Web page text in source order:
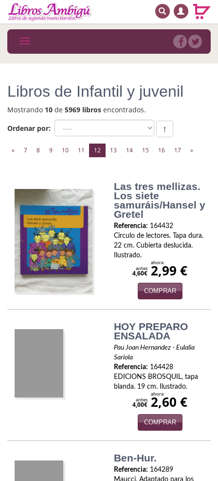
MENÚ PRINCIPAL
Novedades
MATERIAS
Astrología. Ocultismo
Autoayuda. Conocimiento personal
Biografías
Ciencia ficción
Cine
Cocina
BUSCAR
Toggle
navigation
Libros de Infantil y juvenil
Mostrando 10 de 5969 libros encontrados.
Ordenar por:
↑
« 7 8 9 10 11 12 (current)
13 14 15 16 17 »
Las tres mellizas.
Los siete
samuráis/Hansel y
Gretel
Referencia: 164432
Circulo de lectores. Tapa dura.
22 cm. Cubierta deslucida.
Ilustrado.
antes
4,60€
ahora:
2,99 €
COMPRAR
HOY PREPARO
ENSALADA
Pau Joan Hernandez - Eulalia
Sariola
Referencia: 164428
EDICIONS BROSQUIL, tapa
blanda. 19 cm. Ilustrado.
antes
4,00€
ahora:
2,60 €
COMPRAR
Ben-Hur.
Referencia: 164289
Maucci. Adaptado para los